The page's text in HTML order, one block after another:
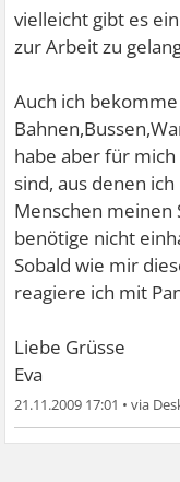
vielleicht gibt es
zur Arbeit zu
Auch ich
habe aber für
sind, aus denen
Menschen meinen
benötige nicht
Sobald wie mir
reagiere ich mit
Liebe Grüsse
Eva
21.11.2009 17:01 •